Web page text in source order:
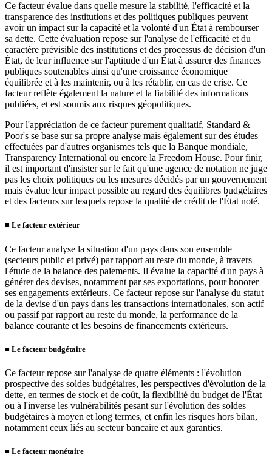
Ce facteur évalue dans quelle mesure la stabilité, l'efficacité et la
transparence des institutions et des politiques publiques peuvent
avoir un impact sur la capacité et la volonté d'un État à rembourser
sa dette. Cette évaluation repose sur l'analyse de l'efficacité et du
caractère prévisible des institutions et des processus de décision d'un
État, de leur influence sur l'aptitude d'un État à assurer des finances
publiques soutenables ainsi qu'une croissance économique
équilibrée et à les maintenir, ou à les rétablir, en cas de crise. Ce
facteur reflète également la nature et la fiabilité des informations
publiées, et est soumis aux risques géopolitiques.
Pour l'appréciation de ce facteur purement qualitatif, Standard &
Poor's se base sur sa propre analyse mais également sur des études
effectuées par d'autres organismes tels que la Banque mondiale,
Transparency International ou encore la Freedom House. Pour finir,
il est important d'insister sur le fait qu'une agence de notation ne juge
pas les choix politiques ou les mesures décidés par un gouvernement
mais évalue leur impact possible au regard des équilibres budgétaires
et des facteurs sur lesquels repose la qualité de crédit de l'État noté.
■ Le facteur extérieur
Ce facteur analyse la situation d'un pays dans son ensemble
(secteurs public et privé) par rapport au reste du monde, à travers
l'étude de la balance des paiements. Il évalue la capacité d'un pays à
générer des devises, notamment par ses exportations, pour honorer
ses engagements extérieurs. Ce facteur repose sur l'analyse du statut
de la devise d'un pays dans les transactions internationales, son actif
ou passif par rapport au reste du monde, la performance de la
balance courante et les besoins de financements extérieurs.
■ Le facteur budgétaire
Ce facteur repose sur l'analyse de quatre éléments : l'évolution
prospective des soldes budgétaires, les perspectives d'évolution de la
dette, en termes de stock et de coût, la flexibilité du budget de l'État
ou à l'inverse les vulnérabilités pesant sur l'évolution des soldes
budgétaires à moyen et long termes, et enfin les risques hors bilan,
notamment ceux liés au secteur bancaire et aux garanties.
■ Le facteur monétaire